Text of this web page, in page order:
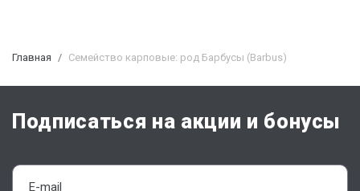
Главная Семейство карповые: род Барбусы (Barbus)
Подписаться на акции и бонусы